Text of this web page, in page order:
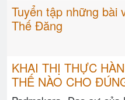
Tuyển tập những bài
Thế Đăng
KHAI THỊ THỰC
THẾ NÀO CHO